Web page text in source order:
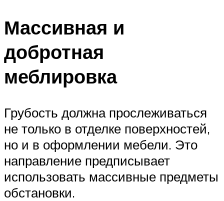
Массивная и
добротная
меблировка
Грубость должна прослеживаться
не только в отделке поверхностей,
но и в оформлении мебели. Это
направление предписывает
использовать массивные предметы
обстановки.